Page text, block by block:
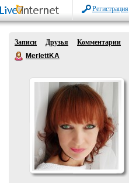
Регистрация
Записи Друзья
Комментарии
MerlettKA